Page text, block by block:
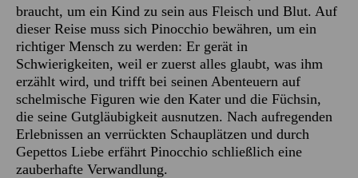
braucht, um ein Kind zu sein aus Fleisch und Blut. Auf
dieser Reise muss sich Pinocchio bewähren, um ein
richtiger Mensch zu werden: Er gerät in
Schwierigkeiten, weil er zuerst alles glaubt, was ihm
erzählt wird, und trifft bei seinen Abenteuern auf
schelmische Figuren wie den Kater und die Füchsin,
die seine Gutgläubigkeit ausnutzen. Nach aufregenden
Erlebnissen an verrückten Schauplätzen und durch
Gepettos Liebe erfährt Pinocchio schließlich eine
zauberhafte Verwandlung.